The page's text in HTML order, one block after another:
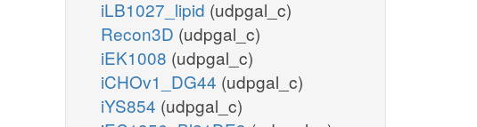
iLB1027_lipid (udpgal_c)
Recon3D (udpgal_c)
iEK1008 (udpgal_c)
iCHOv1_DG44 (udpgal_c)
iYS854 (udpgal_c)